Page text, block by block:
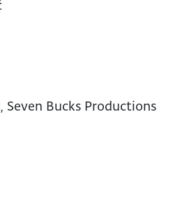
Bucks Productions